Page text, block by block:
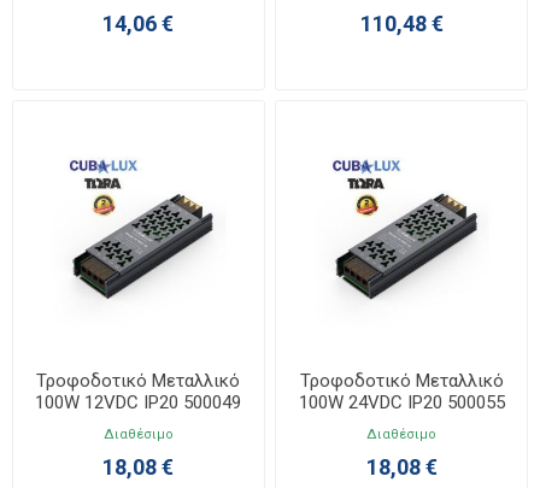
14,06 € 110,48 €
Τροφοδοτικό Μεταλλικό
100W 12VDC IP20 500049
Διαθέσιμο
18,08 €
Τροφοδοτικό Μεταλλικό
100W 24VDC IP20 500055
Διαθέσιμο
18,08 €